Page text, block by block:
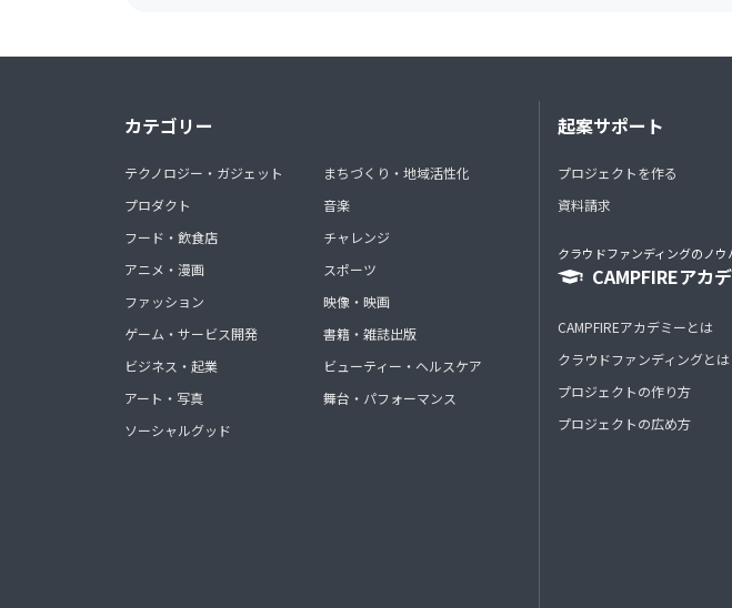
カテゴリー
テクノロジー・ガジェット
プロダクト
フード・飲食店
アニメ・漫画
ファッション
ゲーム・サービス開発
ビジネス・起業
アート・写真
ソーシャルグッド
まちづくり・地域活性化
音楽
チャレンジ
スポーツ
映像・映画
書籍・雑誌出版
ビューティー・ヘルスケア
舞台・パフォーマンス
起案サポート
プロジェクトを作る
資料請求
クラウドファンディングのノ
CAMPFIREアカ
CAMPFIREアカデミーとは
クラウドファンディングとは
プロジェクトの作り方
プロジェクトの広め方